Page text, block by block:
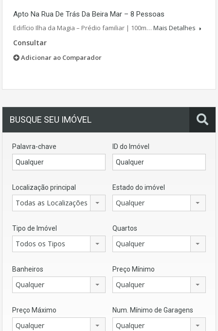
Apto Na Rua De Trás Da Beira Mar – 8 Pessoas
Edifício Ilha da Magia – Prédio familiar | 100m… Mais Detalhes
Consultar
Adicionar ao Comparador
BUSQUE SEU IMÓVEL
Palavra-chave ID do Imóvel
Localização principal
Todas as Localizações
Estado do imóvel
Qualquer
Tipo de Imóvel
Todos os Tipos
Quartos
Qualquer
Banheiros
Qualquer
Preço Mínimo
Qualquer
Preço Máximo
Qualquer
Num. Mínimo de Garagens
Qualquer